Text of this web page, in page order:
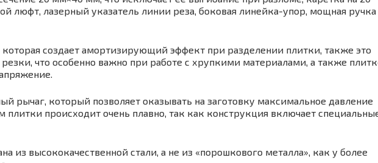
люфт, лазерный указатель линии реза, боковая линейка-упор, мощная ручка
создает амортизирующий эффект при разделении плитки, также это
что особенно важно при работе с хрупкими материалами, а также
рычаг, который позволяет оказывать на заготовку максимальное давление
происходит очень плавно, так как конструкция включает
из высококачественной стали, а не из «порошкового металла», как у более